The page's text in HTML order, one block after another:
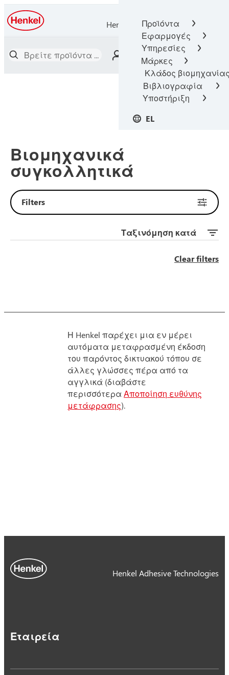
Προϊόντα
Εφαρμογές
Υπηρεσίες
Μάρκες
Κλάδος
Βιβλιογραφία
Υποστήριξη
EL
Henkel Adhesive Technologies
Βιομηχανικά
συγκολλητικά
Filters
Ταξινόμηση κατά
Clear filters
Η Henkel παρέχει μια εν μέρει
αυτόματα μεταφρασμένη έκδοση
του παρόντος δικτυακού τόπου σε
άλλες γλώσσες πέρα από τα
αγγλικά (διαβάστε
περισσότερα Αποποίηση ευθύνης
μετάφρασης).
Henkel Adhesive Technologies
Εταιρεία